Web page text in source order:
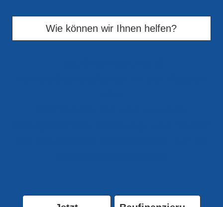
Wie können wir Ihnen helfen?